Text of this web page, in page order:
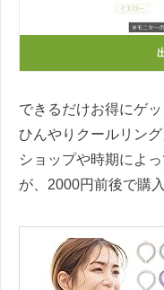
できるだけお得にゲ
ひんやりクールリン
ショップや時期によ
が、2000円前後で購